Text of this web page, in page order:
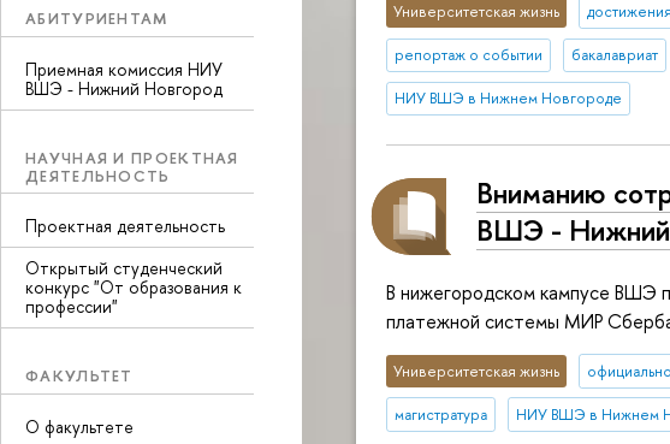
АБИТУРИЕНТАМ
Приемная комиссия НИУ
ВШЭ - Нижний Новгород
НАУЧНАЯ И ПРОЕКТНАЯ
ДЕЯТЕЛЬНОСТЬ
Проектная деятельность
Открытый студенческий
конкурс "От образования к
профессии"
ФАКУЛЬТЕТ
О факультете
Университетская жизнь достижения
репортаж о событии бакалавриат
НИУ ВШЭ в Нижнем Новгороде
Вниманию
ВШЭ - Нижний
В нижегородском кампусе ВШЭ
платежной системы МИР
Университетская жизнь официально
магистратура НИУ ВШЭ в Нижнем